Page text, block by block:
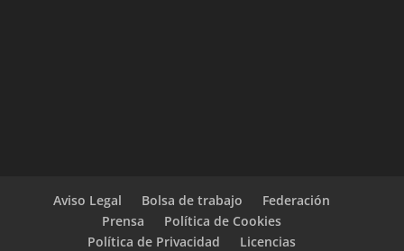
Aviso Legal Bolsa de trabajo
Federación
Prensa
Política de Cookies
Política de Privacidad
Licencias